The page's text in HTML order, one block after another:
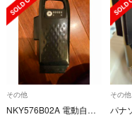
その他
NKY576B02A 電動自転車用バッテリー 8Ah
その他